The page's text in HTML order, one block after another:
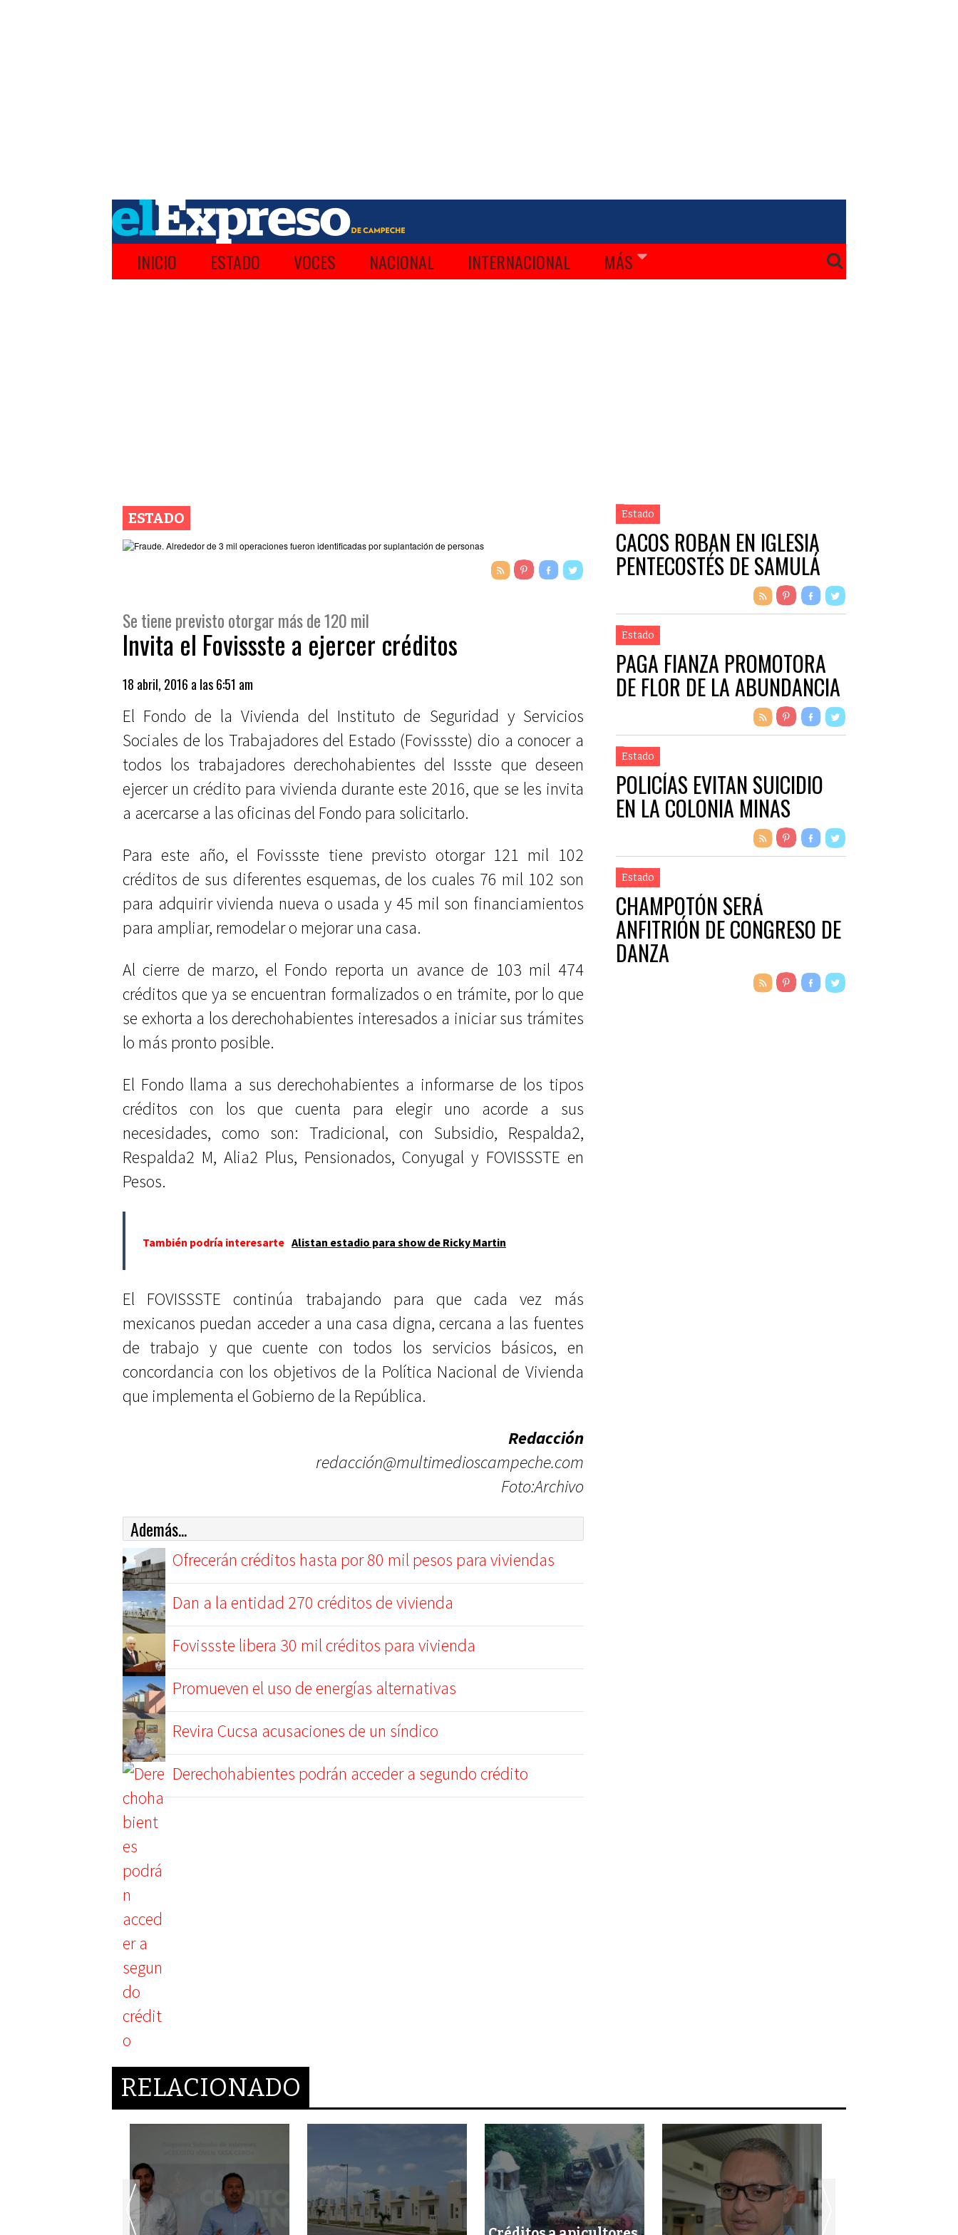
INICIO ESTADO VOCES NACIONAL INTERNACIONAL MÁS
ESTADO
Se tiene previsto otorgar más de 120 mil
Invita el Fovissste a ejercer créditos
18 abril, 2016 a las 6:51 am
El Fondo de la Vivienda del Instituto de Seguridad y Servicios
Sociales de los Trabajadores del Estado (Fovissste) dio a conocer a
todos los trabajadores derechohabientes del Issste que deseen
ejercer un crédito para vivienda durante este 2016, que se les invita
a acercarse a las oficinas del Fondo para solicitarlo.
Para este año, el Fovissste tiene previsto otorgar 121 mil 102
créditos de sus diferentes esquemas, de los cuales 76 mil 102 son
para adquirir vivienda nueva o usada y 45 mil son financiamientos
para ampliar, remodelar o mejorar una casa.
Al cierre de marzo, el Fondo reporta un avance de 103 mil 474
créditos que ya se encuentran formalizados o en trámite, por lo que
se exhorta a los derechohabientes interesados a iniciar sus trámites
lo más pronto posible.
El Fondo llama a sus derechohabientes a informarse de los tipos
créditos con los que cuenta para elegir uno acorde a sus
necesidades, como son: Tradicional, con Subsidio, Respalda2,
Respalda2 M, Alia2 Plus, Pensionados, Conyugal y FOVISSSTE en
Pesos.
También podría interesarte Alistan estadio para show de Ricky Martin
El FOVISSSTE continúa trabajando para que cada vez más
mexicanos puedan acceder a una casa digna, cercana a las fuentes
de trabajo y que cuente con todos los servicios básicos, en
concordancia con los objetivos de la Política Nacional de Vivienda
que implementa el Gobierno de la República.
Redacción
redacción@multimedioscampeche.com
Foto:Archivo
Además...
Ofrecerán créditos hasta por 80 mil pesos para viviendas
Dan a la entidad 270 créditos de vivienda
Fovissste libera 30 mil créditos para vivienda
Promueven el uso de energías alternativas
Revira Cucsa acusaciones de un síndico
Derechohabientes podrán acceder a segundo crédito
Estado
CACOS ROBAN EN IGLESIA
PENTECOSTÉS DE SAMULÁ
Estado
PAGA FIANZA PROMOTORA
DE FLOR DE LA ABUNDANCIA
Estado
POLICÍAS EVITAN SUICIDIO
EN LA COLONIA MINAS
Estado
CHAMPOTÓN SERÁ
ANFITRIÓN DE CONGRESO DE
DANZA
RELACIONADO